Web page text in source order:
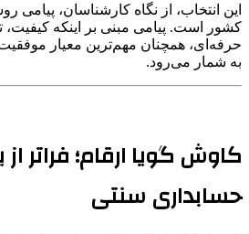
این انتخاب، از نگاه کارشناسان، پیامی
کشور است. پیامی مبنی بر اینکه
حرفه‌ای، همچنان مهم‌ترین معیار
به شمار می‌رود.
کاوش گویا ارقام؛ فراتر
حسابداری سنتی